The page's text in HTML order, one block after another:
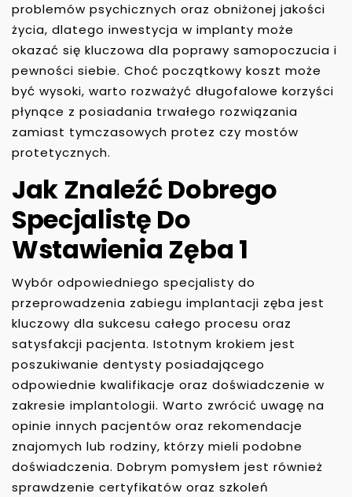
problemów psychicznych oraz obniżonej jakości
życia, dlatego inwestycja w implanty może
okazać się kluczowa dla poprawy samopoczucia i
pewności siebie. Choć początkowy koszt może
być wysoki, warto rozważyć długofalowe korzyści
płynące z posiadania trwałego rozwiązania
zamiast tymczasowych protez czy mostów
protetycznych.
Jak Znaleźć Dobrego
Specjalistę Do
Wstawienia Zęba 1
Wybór odpowiedniego specjalisty do
przeprowadzenia zabiegu implantacji zęba jest
kluczowy dla sukcesu całego procesu oraz
satysfakcji pacjenta. Istotnym krokiem jest
poszukiwanie dentysty posiadającego
odpowiednie kwalifikacje oraz doświadczenie w
zakresie implantologii. Warto zwrócić uwagę na
opinie innych pacjentów oraz rekomendacje
znajomych lub rodziny, którzy mieli podobne
doświadczenia. Dobrym pomysłem jest również
sprawdzenie certyfikatów oraz szkoleń